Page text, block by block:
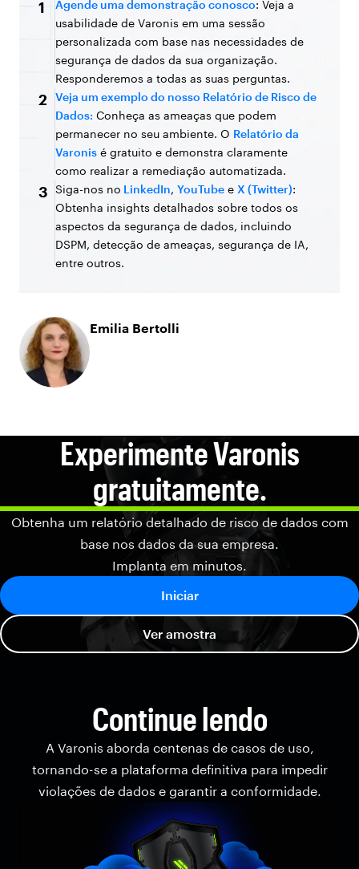
1 Agende uma demonstração conosco: Veja a
usabilidade de Varonis em uma sessão
personalizada com base nas necessidades de
segurança de dados da sua organização.
Responderemos a todas as suas perguntas.
2
Veja um exemplo do nosso Relatório de Risco de
Dados: Conheça as ameaças que podem
permanecer no seu ambiente. O Relatório da
Varonis é gratuito e demonstra claramente
como realizar a remediação automatizada.
3 Siga-nos no LinkedIn, YouTube e X (Twitter):
Obtenha insights detalhados sobre todos os
aspectos da segurança de dados, incluindo
DSPM, detecção de ameaças, segurança de IA,
entre outros.
Emilia Bertolli
Experimente Varonis
gratuitamente.
Obtenha um relatório detalhado de risco de dados com
base nos dados da sua empresa.
Implanta em minutos.
Iniciar
Ver amostra
Continue lendo
A Varonis aborda centenas de casos de uso,
tornando-se a plataforma definitiva para impedir
violações de dados e garantir a conformidade.